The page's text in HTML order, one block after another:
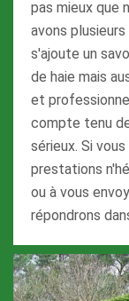
pas mieux que
avons
s'ajoute un
de haie mais
et
compte tenu
sérieux. Si
prestations
ou à vous
répondrons